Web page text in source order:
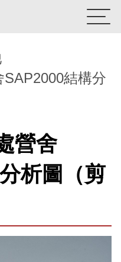
鹿窟事件
安康接待室
結構分
營舍
析圖（剪